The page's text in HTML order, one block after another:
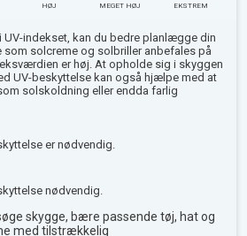
HØJ MEGET HØJ EKSTREM
UV-indekset, kan du bedre planlægge din
som solcreme og solbriller anbefales på
er høj. At opholde sig i skyggen
UV-beskyttelse kan også hjælpe med at
solskoldning eller endda farlig
er nødvendig.
nødvendig.
skygge, bære passende tøj, hat og
med tilstrækkelig